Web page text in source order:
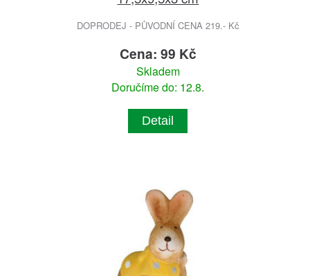
DOPRODEJ - PŮVODNÍ CENA 219.- Kč
Cena: 99 Kč
Skladem
Doručíme do: 12.8.
Detail